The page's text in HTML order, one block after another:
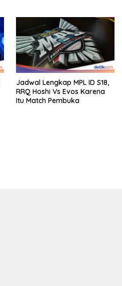
Jadwal Lengkap MPL ID S18,
RRQ Hoshi Vs Evos Karena
Itu Match Pembuka